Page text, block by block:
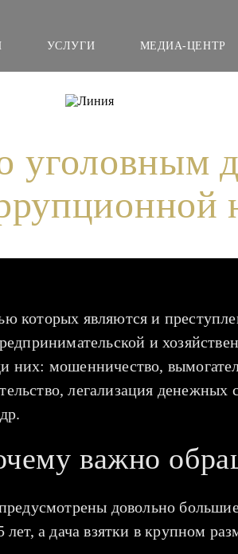
УСЛУГИ МЕДИА-ЦЕНТР
уголовным
которых являются и
и
них: мошенничество,
легализация
важно
довольно
а дача взятки в крупном